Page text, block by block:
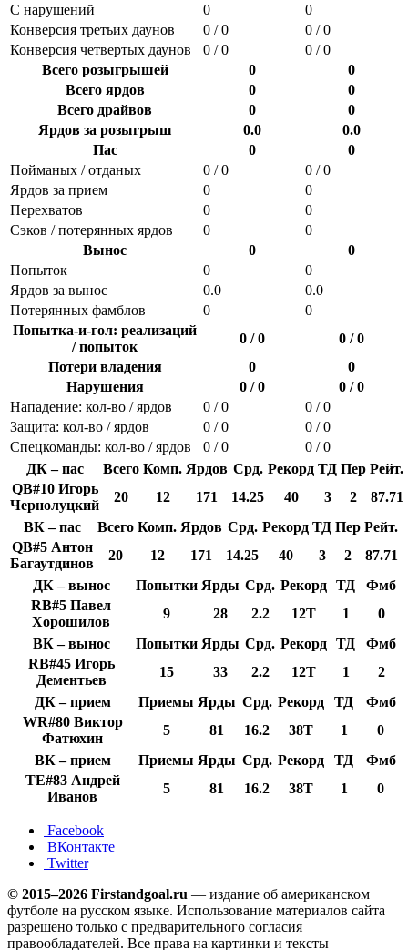
С нарушений
0
0
Конверсия третьих даунов
0 / 0
0 / 0
Конверсия четвертых даунов
0 / 0
0 / 0
Всего розыгрышей
0
0
Всего ярдов
0
0
Всего драйвов
0
0
Ярдов за розыгрыш
0.0
0.0
Пас
0
0
Пойманых / отданых
0 / 0
0 / 0
Ярдов за прием
0
0
Перехватов
0
0
Сэков / потерянных ярдов
0
0
Вынос
0
0
Попыток
0
0
Ярдов за вынос
0.0
0.0
Потерянных фамблов
0
0
Попытка-и-гол: реализаций
/ попыток
0 / 0
0 / 0
Потери владения
0
0
Нарушения
0 / 0
0 / 0
Нападение: кол-во / ярдов
0 / 0
0 / 0
Защита: кол-во / ярдов
0 / 0
0 / 0
Спецкоманды: кол-во / ярдов
0 / 0
0 / 0
ДК – пас
Всего Комп. Ярдов Срд. Рекорд ТД Пер Рейт.
QB#10 Игорь
Чернолуцкий
20 12 171 14.25 40 3 2
87.71
ВК – пас
Всего Комп. Ярдов Срд. Рекорд ТД Пер Рейт.
QB#5 Антон
Багаутдинов
20 12 171 14.25 40 3 2
87.71
ДК – вынос
Попытки Ярды Срд. Рекорд ТД
Фмб
RB#5 Павел
Хорошилов
9 28 2.2 12Т 1
0
ВК – вынос
Попытки Ярды Срд. Рекорд ТД
Фмб
RB#45 Игорь
Дементьев
15 33 2.2 12Т 1
2
ДК – прием
Приемы Ярды Срд. Рекорд ТД
Фмб
WR#80 Виктор
Фатюхин
5 81 16.2 38Т 1
0
ВК – прием
Приемы Ярды Срд. Рекорд ТД
Фмб
TE#83 Андрей
Иванов
5 81 16.2 38Т 1 0
Facebook
ВКонтакте
Twitter
© 2015–2026 Firstandgoal.ru — издание об американском
футболе на русском языке. Использование материалов cайта
разрешено только с предварительного согласия
правообладателей. Все права на картинки и тексты